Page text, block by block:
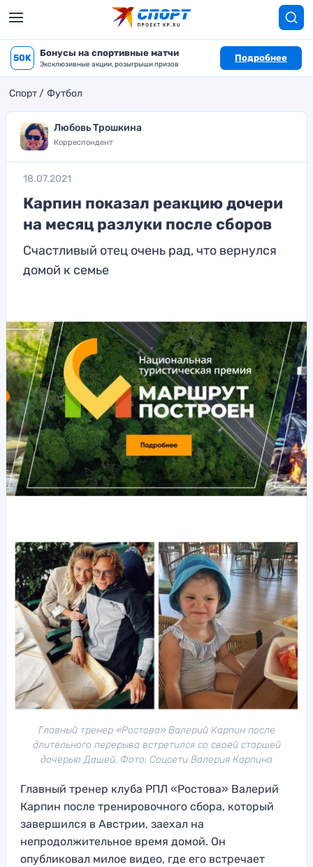
50K Бонусы на спортивные матчи
Эксклюзивные акции, розыгрыши призов
Подробнее
Спорт Футбол
Любовь Трошкина
Корреспондент
18.07.2021
Карпин показал реакцию дочери
на месяц разлуки после сборов
Счастливый отец очень рад, что вернулся
домой к семье
Главный тренер «Ростова» Валерий Карпин после
длительного перерыва встретился со своей старшей
дочерью Дашей. Фото: Соцсети Валерия Карпина
Главный тренер клуба РПЛ «Ростова» Валерий
Карпин после тренировочного сбора, который
завершился в Австрии, заехал на
непродолжительное время домой. Он
опубликовал милое видео, где его встречает